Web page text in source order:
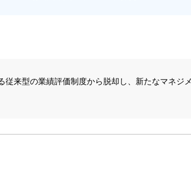
来型の業績評価制度から脱却し、新たなマネジ